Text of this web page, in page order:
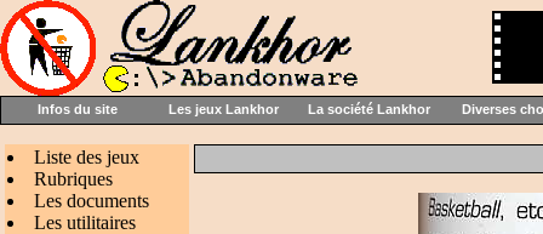
Infos du site Les jeux Lankhor La société Lankhor Diverses
Liste des jeux
Rubriques
Les documents
Les utilitaires